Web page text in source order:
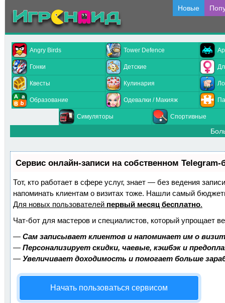
Новые
Angry Birds Tower Defence
Гонки Детские
Квесты Кулинария
Образование Одевалки / Макияж
Симуляторы Спортивные
Сервис онлайн-записи на собственном Telegram-
Тот, кто работает в сфере услуг, знает — без ведения
напоминать клиентам о визитах тоже. Нашли самый
Для новых пользователей первый месяц бесплатно.
Чат-бот для мастеров и специалистов, который упрощает
— Сам записывает клиентов и напоминает им о
— Персонализирует скидки, чаевые, кэшбэк и
— Увеличивает доходимость и помогает больше
Начать пользоваться сервисом